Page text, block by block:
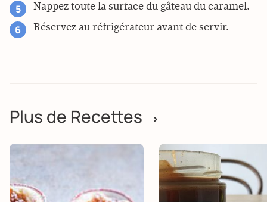
Nappez toute la surface du gâteau du caramel.
Réservez au réfrigérateur avant de servir.
Plus de Recettes >